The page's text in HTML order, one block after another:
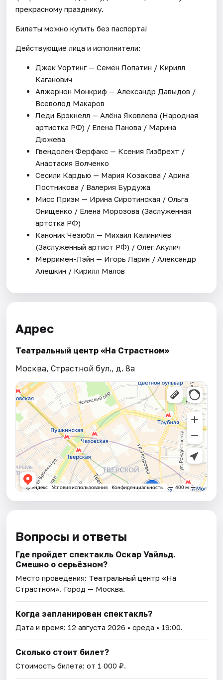
прекрасному празднику.
Билеты можно купить без паспорта!
Действующие лица и исполнители:
Джек Уортинг — Семен Лопатин / Кирилл
Каганович
Алжернон Монкриф — Александр Давыдов /
Всеволод Макаров
Леди Брэкнелл — Алёна Яковлева (Народная
артистка РФ) / Елена Панова / Марина
Дюжева
Гвендолен Ферфакс — Ксения Гизбрехт /
Анастасия Волченко
Сесили Кардью — Мария Козакова / Арина
Постникова / Валерия Бурдужа
Мисс Призм — Ирина Сиротинская / Ольга
Онищенко / Елена Морозова (Заслуженная
артстка РФ)
Каноник Чезюбл — Михаил Калиничев
(Заслуженный артист РФ) / Олег Акулич
Мерримен-Лэйн — Игорь Ларин / Александр
Алешкин / Кирилл Малов
Адрес
Театральный центр «На Страстном»
Москва, Страстной бул., д. 8а
Вопросы и ответы
Где пройдет спектакль Оскар Уайльд.
Смешно о серьёзном?
Место проведения: Театральный центр «На
Страстном». Город — Москва.
Когда запланирован спектакль?
Дата и время: 12 августа 2026 • среда • 19:00.
Сколько стоит билет?
Стоимость билета: от 1 000 ₽.